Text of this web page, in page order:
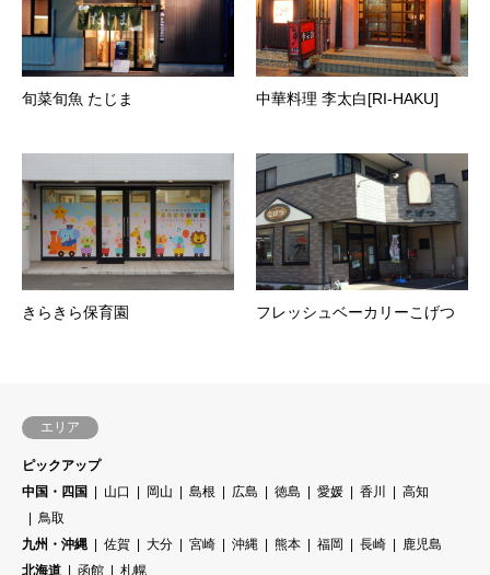
旬菜旬魚 たじま 中華料理 李太白[RI-HAKU]
きらきら保育園 フレッシュベーカリーこげつ
エリア
ピックアップ
中国・四国
山口 岡山 島根 広島 徳島 愛媛 香川
高知
鳥取
九州・沖縄
佐賀 大分 宮崎 沖縄 熊本 福岡 長崎
鹿児島
北海道
函館
札幌